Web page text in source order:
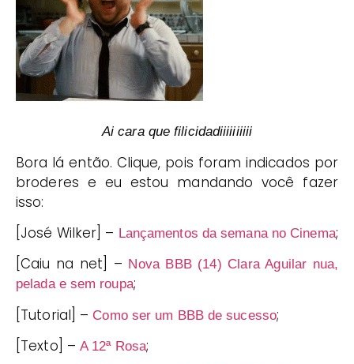
Ai cara que filicidadiiiiiiiiii
Bora lá então. Clique, pois foram indicados por
broderes e eu estou mandando você fazer
isso:
[José Wilker] – Lançamentos da semana no Cinema;
[Caiu na net] – Nova BBB (14) Clara Aguilar nua,
pelada e sem roupa;
[Tutorial] – Como ser um BBB de sucesso;
[Texto] – A 12ª Rosa;